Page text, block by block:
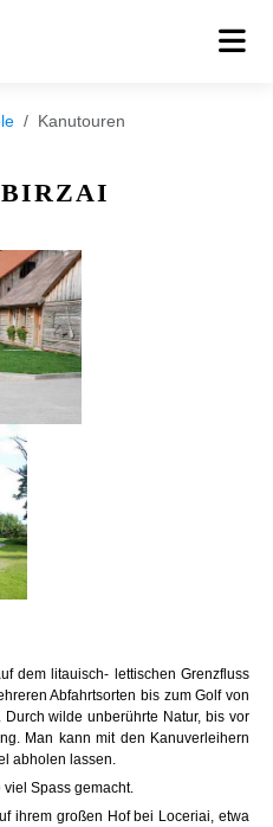
Kanutouren
dem litauisch- lettischen Grenzfluss
Abfahrtsorten bis zum Golf von
wilde unberührte Natur, bis vor
Man kann mit den Kanuverleihern
abholen lassen.
Spass gemacht.
ihrem großen Hof bei Loceriai, etwa